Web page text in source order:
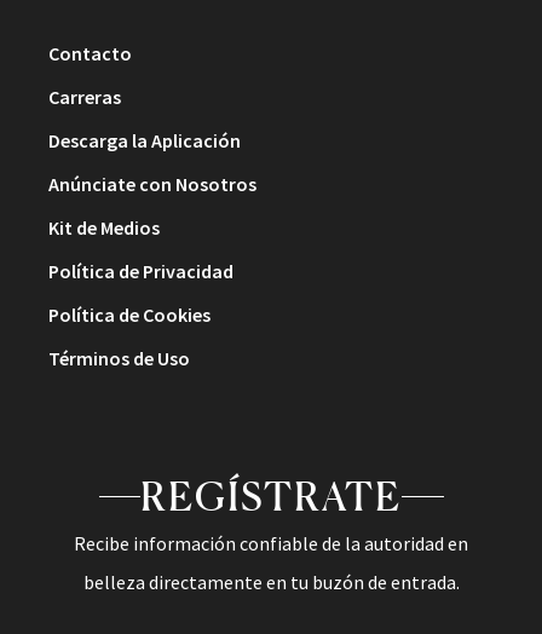
Contacto
Carreras
Descarga la Aplicación
Anúnciate con Nosotros
Kit de Medios
Política de Privacidad
Política de Cookies
Términos de Uso
REGÍSTRATE
Recibe información confiable de la autoridad en
belleza directamente en tu buzón de entrada.